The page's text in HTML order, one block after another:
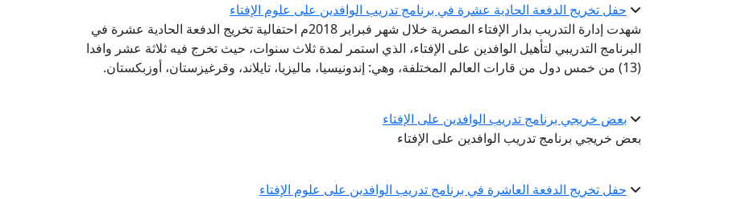
حفل تخريج الدفعة الحادية عشرة في برنامج تدريب الوافدين على علوم الإفتاء
شهدت إدارة التدريب بدار الإفتاء المصرية خلال شهر فبراير 2018م احتفالية تخريج الدفعة الحادية عشرة في
البرنامج التدريبي لتأهيل الوافدين على الإفتاء، الذي استمر لمدة ثلاث سنوات، حيث تخرج فيه ثلاثة عشر وافدا
(13) من خمس دول من قارات العالم المختلفة، وهي: إندونيسيا، ماليزيا، تايلاند، وقرغيزستان، أوزبكستان.
بعض خريجي برنامج تدريب الوافدين على الإفتاء
بعض خريجي برنامج تدريب الوافدين على الإفتاء
حفل تخريج الدفعة العاشرة في برنامج تدريب الوافدين على علوم الإفتاء